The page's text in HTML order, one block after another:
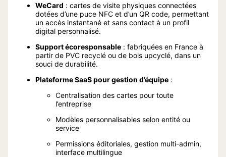
WeCard : cartes de visite physiques connectées
dotées d’une puce NFC et d’un QR code, permettant
un accès instantané et sans contact à un profil
digital personnalisé.
Support écoresponsable: fabriquées en France à
partir de PVC recyclé ou de bois upcyclé, dans un
souci de durabilité.
Plateforme SaaS pour gestion d’équipe:
Centralisation des cartes pour toute
l’entreprise
Modèles personnalisables selon entité ou
service
Permissions éditoriales, gestion multi-admin,
interface multilingue